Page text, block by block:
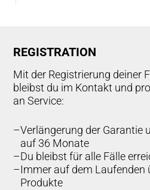
RE­GIS­TRA­TION
Mit der Registrierung deiner
bleibst du im Kontakt und
an Service:
Verlängerung der Garantie
auf 36 Monate
Du bleibst für alle Fälle
Immer auf dem Laufenden
Produkte